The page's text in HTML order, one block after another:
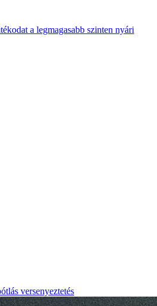
a legmagasabb szinten nyári
versenyeztetés